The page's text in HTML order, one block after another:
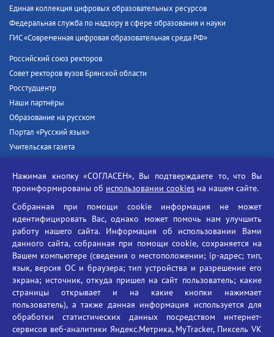
Единая коллекция цифровых образовательных ресурсов
Федеральная служба по надзору в сфере образования и науки
ГИС «Современная цифровая образовательная среда РФ»
Российский союз ректоров
Совет ректоров вузов Брянской области
Росстудцентр
Наши партнёры
Образование на русском
Портал «Русский язык»
Учительская газета
Единый портал государственных услуг
Противодействие угрозам информационной безопасности
Социальные ролики - Генеральная прокуратура РФ
Противодействие коррупции
БГУ против наркотиков
Брянский государственный университет
имени академика И.Г. Петровского
Время работы: пн-пт 09:00-18:00
Нажимая кнопку «СОГЛАСЕН», Вы подтверждаете то, что Вы
проинформированы об использовании cookies на нашем сайте.
Собранная при помощи cookie информация не может
идентифицировать Вас, однако может помочь нам улучшить
работу нашего сайта. Информация об использовании Вами
данного сайта, собранная при помощи cookie, сохраняется на
Вашем компьютере (сведения о местоположении; ip-адрес; тип,
язык, версия ОС и браузера; тип устройства и разрешение его
экрана; источник, откуда пришел на сайт пользователь; какие
страницы открывает и на какие кнопки нажимает
пользователь), а также данная информация используется для
обработки статистических данных посредством интернет-
сервисов веб-аналитики Яндекс.Метрика, MyTracker, Пиксель VK